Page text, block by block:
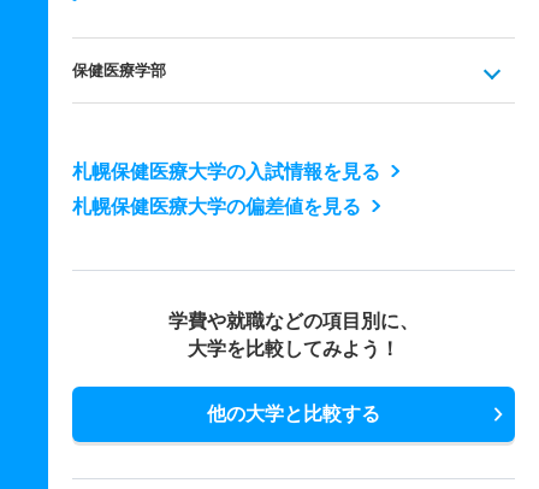
保健医療学部
札幌保健医療大学の入試情報を見る
札幌保健医療大学の偏差値を見る
学費や就職などの項目別に、
大学を比較してみよう！
他の大学と比較する